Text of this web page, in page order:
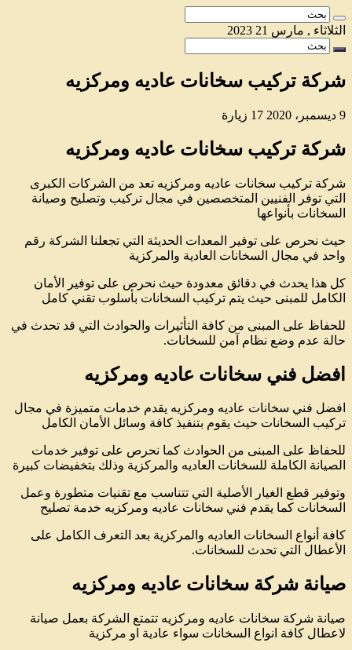
الثلاثاء , مارس 21 2023
شركة تركيب سخانات عاديه ومركزيه
9 ديسمبر، 2020 17 زيارة
شركة تركيب سخانات عاديه ومركزيه
شركة تركيب سخانات عاديه ومركزيه تعد من الشركات الكبرى
التي توفر الفنيين المتخصصين في مجال تركيب وتصليح وصيانة
السخانات بأنواعها
حيث نحرص على توفير المعدات الحديثة التي تجعلنا الشركة رقم
واحد في مجال السخانات العادية والمركزية
كل هذا يحدث في دقائق معدودة حيث نحرص على توفير الأمان
الكامل للمبنى حيث يتم تركيب السخانات بأسلوب تقني كامل
للحفاظ على المبنى من كافة التأثيرات والحوادث التي قد تحدث في
حالة عدم وضع نظام آمن للسخانات.
افضل فني سخانات عاديه ومركزيه
افضل فني سخانات عاديه ومركزيه يقدم خدمات متميزة في مجال
تركيب السخانات حيث يقوم بتنفيذ كافة وسائل الأمان الكامل
للحفاظ على المبنى من الحوادث كما نحرص على توفير خدمات
الصيانة الكاملة للسخانات العاديه والمركزية وذلك بتخفيضات كبيرة
وتوفير قطع الغيار الأصلية التي تتناسب مع تقنيات متطورة وعمل
السخانات كما يقدم فني سخانات عاديه ومركزيه خدمة تصليح
كافة أنواع السخانات العاديه والمركزية بعد التعرف الكامل على
الأعطال التي تحدث للسخانات.
صيانة شركة سخانات عاديه ومركزيه
صيانة شركة سخانات عاديه ومركزيه تتمتع الشركة بعمل صيانة
لاعطال كافة انواع السخانات سواء عادية او مركزية